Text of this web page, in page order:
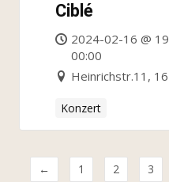
Ciblé
2024-02-16 @
00:00
Heinrichstr.11,
Konzert
← 1 2 3